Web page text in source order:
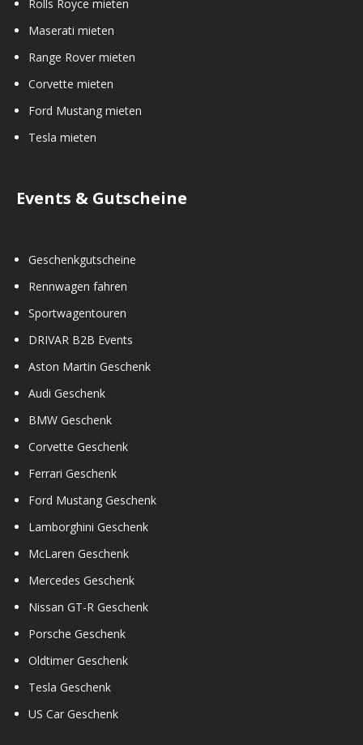
Rolls Royce mieten
Maserati mieten
Range Rover mieten
Corvette mieten
Ford Mustang mieten
Tesla mieten
Events & Gutscheine
Geschenkgutscheine
Rennwagen fahren
Sportwagentouren
DRIVAR B2B Events
Aston Martin Geschenk
Audi Geschenk
BMW Geschenk
Corvette Geschenk
Ferrari Geschenk
Ford Mustang Geschenk
Lamborghini Geschenk
McLaren Geschenk
Mercedes Geschenk
Nissan GT-R Geschenk
Porsche Geschenk
Oldtimer Geschenk
Tesla Geschenk
US Car Geschenk